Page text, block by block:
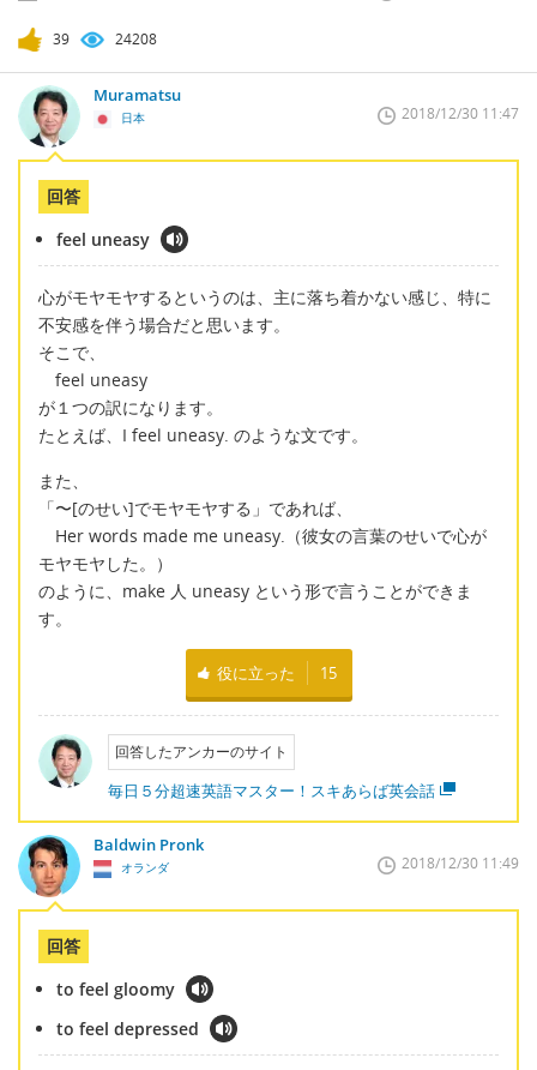
39 24208
Muramatsu
日本 2018/12/30 11:47
回答
feel uneasy
心がモヤモヤするというのは、主に落ち着かない感じ、特に
不安感を伴う場合だと思います。
そこで、
feel uneasy
が１つの訳になります。
たとえば、I feel uneasy. のような文です。
また、
「〜[のせい]でモヤモヤする」であれば、
Her words made me uneasy.（彼女の言葉のせいで心が
モヤモヤした。）
のように、make 人 uneasy という形で言うことができま
す。
役に立った 15
回答したアンカーのサイト
毎日５分超速英語マスター！スキあらば英会話
Baldwin Pronk
オランダ 2018/12/30 11:49
回答
to feel gloomy
to feel depressed